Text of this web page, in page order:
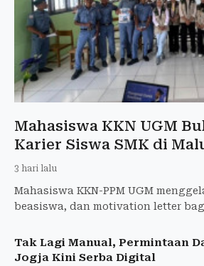
Mahasiswa KKN UGM
Karier Siswa SMK di
3 hari lalu
Mahasiswa KKN-PPM UGM
beasiswa, dan motivation letter
Tak Lagi Manual, Permintaan
Jogja Kini Serba Digital